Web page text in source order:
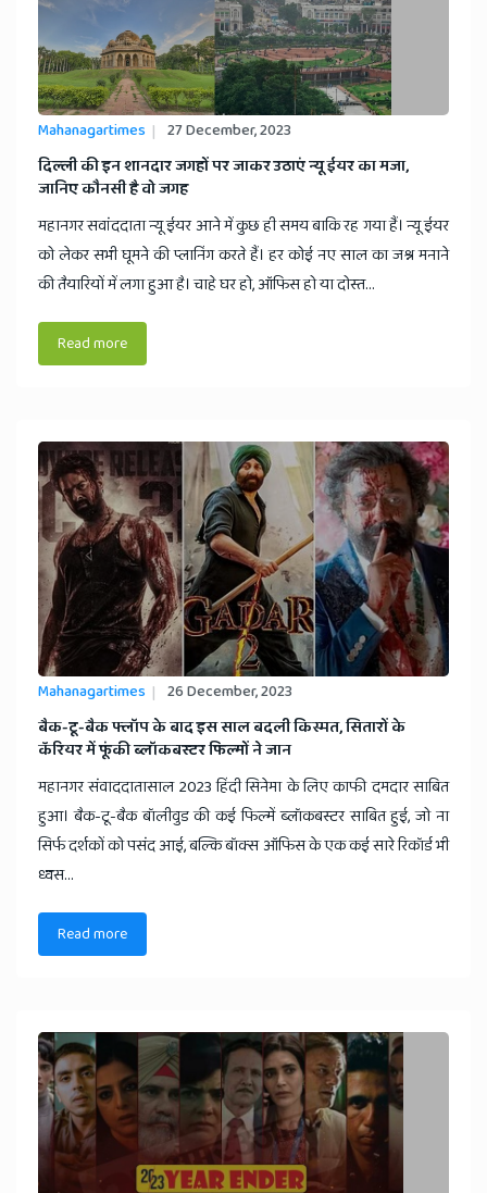
Mahanagartimes 27 December, 2023
दिल्ली की इन शानदार जगहों पर जाकर उठाएं न्यू ईयर का मजा,
जानिए कौनसी है वो जगह
महानगर सवांददाता न्यू ईयर आने में कुछ ही समय बाकि रह गया हैं। न्यू ईयर
को लेकर सभी घूमने की प्लानिंग करते हैं। हर कोई नए साल का जश्न मनाने
की तैयारियों में लगा हुआ है। चाहे घर हो, ऑफिस हो या दोस्त...
Read more
Mahanagartimes 26 December, 2023
बैक-टू-बैक फ्लॉप के बाद इस साल बदली किस्मत, सितारों के
कॅरियर में फूंकी ब्लॉकबस्टर फिल्मों ने जान
महानगर संवाददातासाल 2023 हिंदी सिनेमा के लिए काफी दमदार साबित
हुआ। बैक-टू-बैक बॉलीवुड की कई फिल्में ब्लॉकबस्टर साबित हुई, जो ना
सिर्फ दर्शकों को पसंद आई, बल्कि बॉक्स ऑफिस के एक कई सारे रिकॉर्ड भी
ध्वस...
Read more